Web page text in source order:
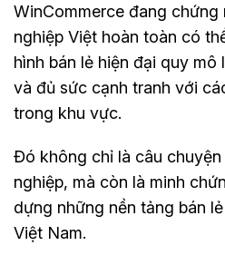
WinCommerce đang chứng
nghiệp Việt hoàn toàn có
hình bán lẻ hiện đại quy mô
và đủ sức cạnh tranh với
trong khu vực.
Đó không chỉ là câu
nghiệp, mà còn là minh
dựng những nền tảng bán
Việt Nam.